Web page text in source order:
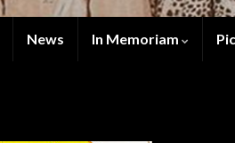
News In Memoriam